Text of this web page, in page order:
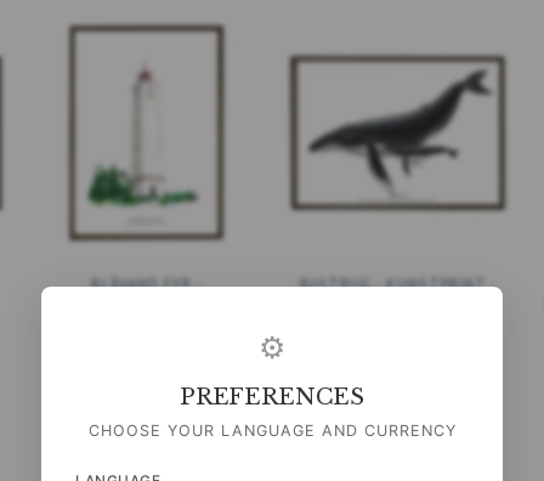
BLÅVAND FYR -
BULTRUG - KUNSTPRINT -
BEKIJK ALLE OPTIES
BEKIJK ALLE OPTIES
⚙
PREFERENCES
CHOOSE YOUR LANGUAGE AND CURRENCY